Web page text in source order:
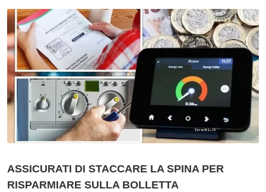
ASSICURATI DI STACCARE LA SPINA PER
RISPARMIARE SULLA BOLLETTA